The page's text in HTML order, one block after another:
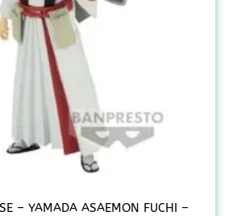
– YAMADA ASAEMON FUCHI –